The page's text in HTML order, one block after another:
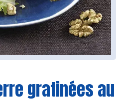
gratinées au